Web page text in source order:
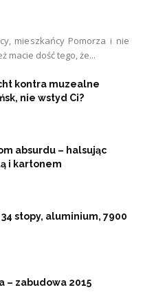
mieszkańcy Pomorza i nie
macie dość tego, że...
kontra muzealne
nie wstyd Ci?
absurdu – halsując
i kartonem
stopy, aluminium, 7900
– zabudowa 2015